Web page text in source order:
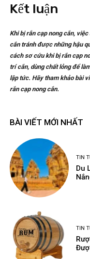
Kết luận
Khi bị rắn cạp nong cắn,
cắn tránh được những hậu
cách sơ cứu khi bị rắn cạp
trí cắn, dùng chất lỏng để
lập tức. Hãy tham khảo bài
rắn cạp nong cắn.
BÀI VIẾT MỚI NHẤT
TIN
Du
TIN